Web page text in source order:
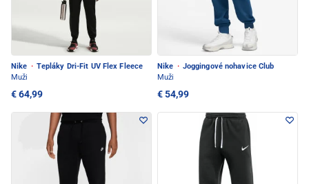
Nike · Tepláky Dri-Fit UV Flex Fleece
Muži
€ 64,99
Nike · Joggingové nohavice Club
Muži
€ 54,99